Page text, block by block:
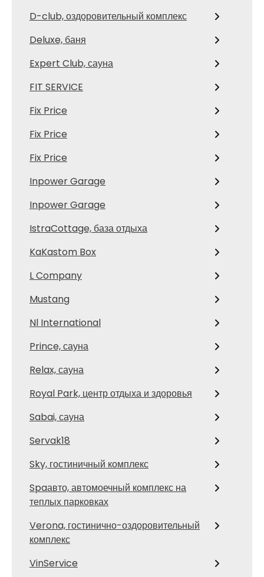
D-club, оздоровительный комплекс
Deluxe, баня
Expert Club, сауна
FIT SERVICE
Fix Price
Fix Price
Fix Price
Inpower Garage
Inpower Garage
IstraCottage, база отдыха
KaKastom Box
L Company
Mustang
Nl International
Prince, сауна
Relax, сауна
Royal Park, центр отдыха и здоровья
Sabai, сауна
Servak18
Sky, гостиничный комплекс
Spaавто, автомоечный комплекс на
теплых парковках
Verona, гостинично-оздоровительный
комплекс
VinService